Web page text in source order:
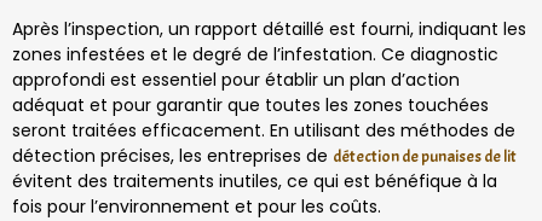
Après l’inspection, un rapport détaillé est fourni, indiquant les
zones infestées et le degré de l’infestation. Ce diagnostic
approfondi est essentiel pour établir un plan d’action
adéquat et pour garantir que toutes les zones touchées
seront traitées efficacement. En utilisant des méthodes de
détection précises, les entreprises de détection de punaises de lit
évitent des traitements inutiles, ce qui est bénéfique à la
fois pour l’environnement et pour les coûts.